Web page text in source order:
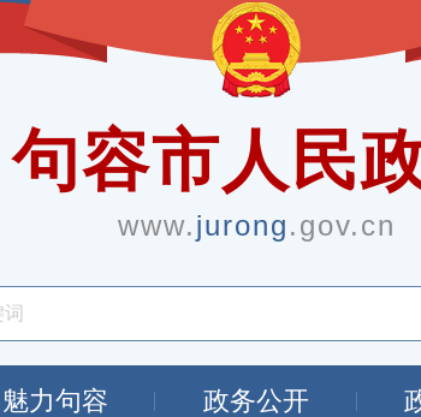
句容市人民
www.jurong.gov.cn
魅力句容 政务公开